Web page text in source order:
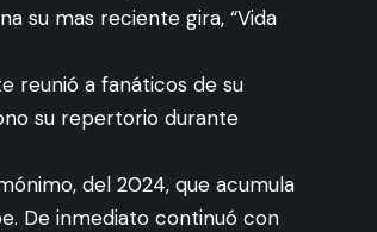
su mas reciente gira, “Vida
reunió a fanáticos de su
su repertorio durante
del 2024, que acumula
De inmediato continuó con